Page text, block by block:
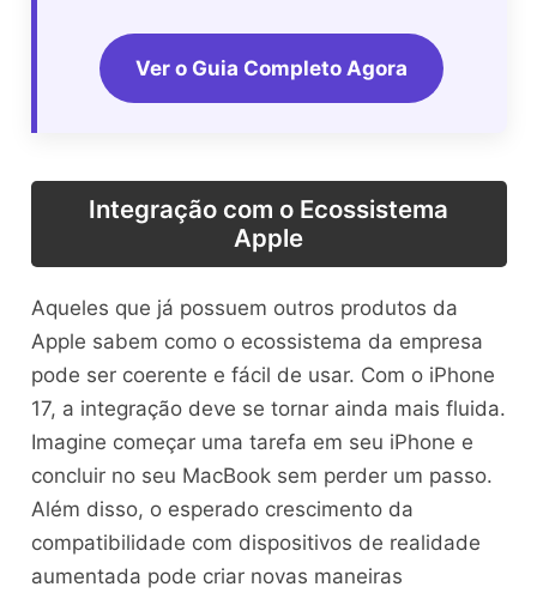
Ver o Guia Completo Agora
Integração com o Ecossistema
Apple
Aqueles que já possuem outros produtos da
Apple sabem como o ecossistema da empresa
pode ser coerente e fácil de usar. Com o iPhone
17, a integração deve se tornar ainda mais fluida.
Imagine começar uma tarefa em seu iPhone e
concluir no seu MacBook sem perder um passo.
Além disso, o esperado crescimento da
compatibilidade com dispositivos de realidade
aumentada pode criar novas maneiras